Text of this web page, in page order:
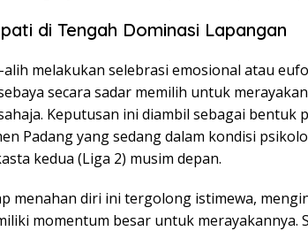
di Tengah Dominasi Lapangan
alih melakukan selebrasi emosional atau
secara sadar memilih untuk
Keputusan ini diambil sebagai bentuk
Padang yang sedang dalam kondisi
kedua (Liga 2) musim depan.
menahan diri ini tergolong istimewa,
momentum besar untuk merayakannya.